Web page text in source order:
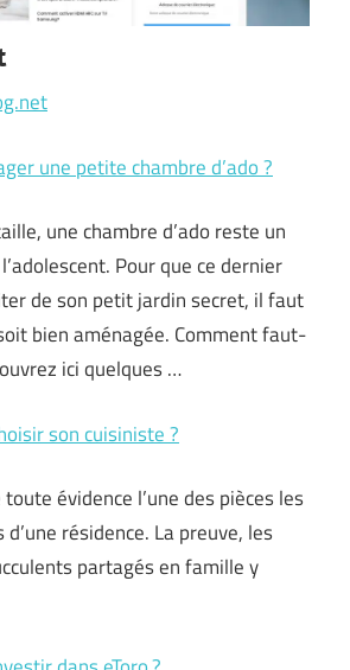
une petite chambre d’ado ?
une chambre d’ado reste un
Pour que ce dernier
de son petit jardin secret, il faut
bien aménagée. Comment faut-
ici quelques …
son cuisiniste ?
évidence l’une des pièces les
résidence. La preuve, les
partagés en famille y